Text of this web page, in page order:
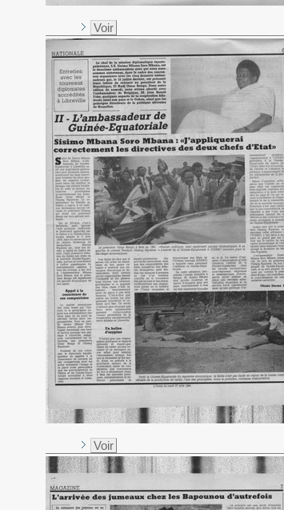
Voir
Voir